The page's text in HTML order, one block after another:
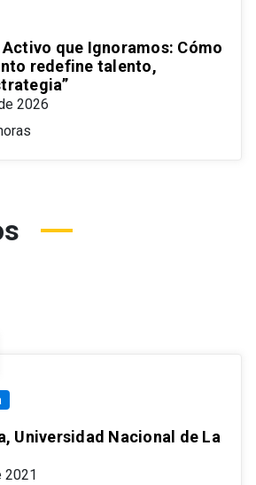
Activo que Ignoramos: Cómo
redefine talento,
2026
Universidad Nacional de La
2021